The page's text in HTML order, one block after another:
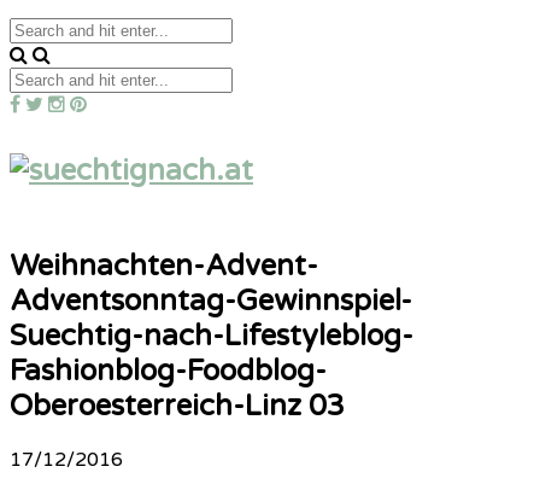
Weihnachten-Advent-
Adventsonntag-Gewinnspiel-
Suechtig-nach-Lifestyleblog-
Fashionblog-Foodblog-
Oberoesterreich-Linz 03
17/12/2016